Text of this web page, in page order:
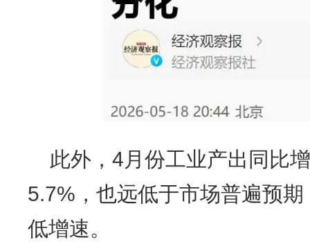
此外，4月份工业产出同比
5.7%，也远低于市场普遍预
低增速。